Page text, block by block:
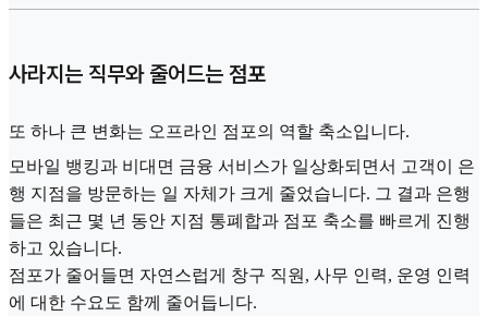
사라지는 직무와 줄어드는 점포
또 하나 큰 변화는 오프라인 점포의 역할 축소입니다.
모바일 뱅킹과 비대면 금융 서비스가 일상화되면서 고객이 은
행 지점을 방문하는 일 자체가 크게 줄었습니다. 그 결과 은행
들은 최근 몇 년 동안 지점 통폐합과 점포 축소를 빠르게 진행
하고 있습니다.
점포가 줄어들면 자연스럽게 창구 직원, 사무 인력, 운영 인력
에 대한 수요도 함께 줄어듭니다.